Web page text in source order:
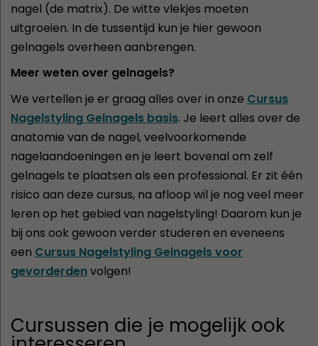
nagel (de matrix). De witte vlekjes moeten
uitgroeien. In de tussentijd kun je hier gewoon
gelnagels overheen aanbrengen.
Meer weten over gelnagels?
We vertellen je er graag alles over in onze Cursus
Nagelstyling Gelnagels basis. Je leert alles over de
anatomie van de nagel, veelvoorkomende
nagelaandoeningen en je leert bovenal om zelf
gelnagels te plaatsen als een professional. Er zit één
risico aan deze cursus, na afloop wil je nog veel meer
leren op het gebied van nagelstyling! Daarom kun je
bij ons ook gewoon verder studeren en eveneens
een Cursus Nagelstyling Gelnagels voor
gevorderdenvolgen!
Cursussen die je mogelijk ook